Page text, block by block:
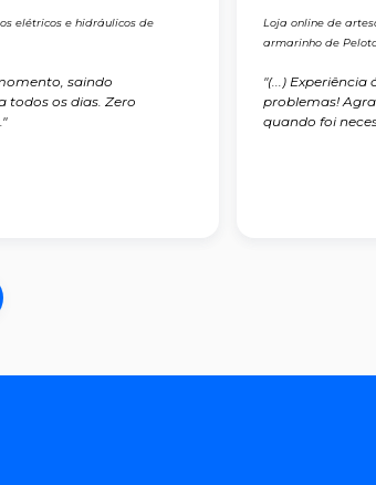
elétricos e hidráulicos de
saindo
todos os dias. Zero
Loja online de
armarinho de
"(...)
problemas!
quando foi